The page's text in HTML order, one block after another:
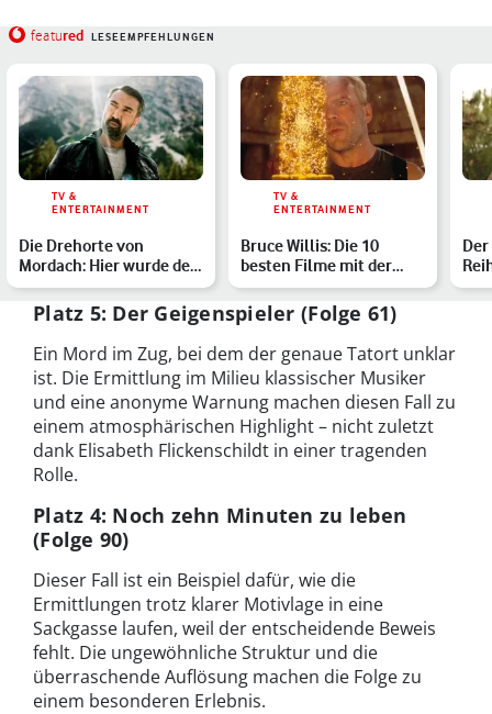
featured LESEEMPFEHLUNGEN
TV &
ENTERTAINMENT
Die Drehorte von
Mordach: Hier wurde der
ARD-Krimi gedreht
TV &
ENTERTAINMENT
Bruce Willis: Die 10
besten Filme mit der
Kino-Legende
Platz 5: Der Geigenspieler (Folge 61)
Ein Mord im Zug, bei dem der genaue Tatort unklar
ist. Die Ermittlung im Milieu klassischer Musiker
und eine anonyme Warnung machen diesen Fall zu
einem atmosphärischen Highlight – nicht zuletzt
dank Elisabeth Flickenschildt in einer tragenden
Rolle.
Platz 4: Noch zehn Minuten zu leben
(Folge 90)
Dieser Fall ist ein Beispiel dafür, wie die
Ermittlungen trotz klarer Motivlage in eine
Sackgasse laufen, weil der entscheidende Beweis
fehlt. Die ungewöhnliche Struktur und die
überraschende Auflösung machen die Folge zu
einem besonderen Erlebnis.